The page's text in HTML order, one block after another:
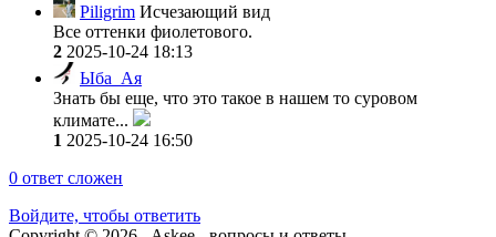
Piligrim Исчезающий вид
Все оттенки фиолетового.
2 2025-10-24 18:13
Ыба_Ая
Знать бы еще, что это такое в нашем то суровом
климате...
1 2025-10-24 16:50
0 ответ сложен
Войдите, чтобы ответить